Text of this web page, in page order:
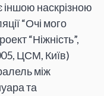
іншою наскрізною
“Очі мого
“Ніжність”,
ЦСМ, Київ)
між
та